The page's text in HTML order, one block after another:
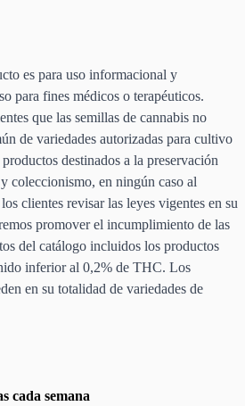
es para uso informacional y
para fines médicos o terapéuticos.
que las semillas de cannabis no
de variedades autorizadas para cultivo
destinados a la preservación
coleccionismo, en ningún caso al
clientes revisar las leyes vigentes en su
promover el incumplimiento de las
del catálogo incluidos los productos
inferior al 0,2% de THC. Los
en su totalidad de variedades de
cada semana